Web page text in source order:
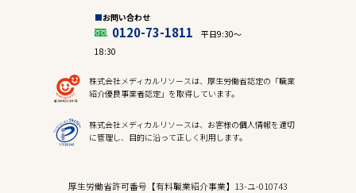
お問い合わせ
0120-73-1811
平日9:30〜
18:30
株式会社メディカルリソースは、厚生労働省認定の「職業
紹介優良事業者認定」を取得しています。
株式会社メディカルリソースは、お客様の個人情報を適切
に管理し、目的に沿って正しく利用します。
厚生労働省許可番号【有料職業紹介事業】13-ユ-010743